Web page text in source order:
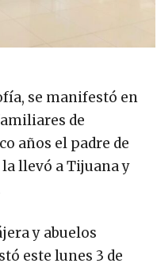
se manifestó en
de
años el padre de
llevó a Tijuana y
y abuelos
este lunes 3 de